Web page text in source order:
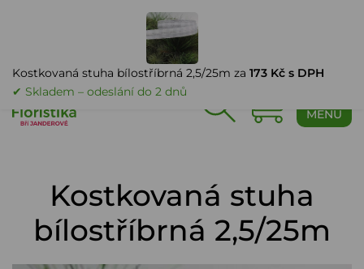
MENU
Kostkovaná stuha
bílostříbrná 2,5/25m
Kostkovaná stuha bílostříbrná 2,5/25m za 173 Kč s DPH
✔ Skladem – odeslání do 2 dnů